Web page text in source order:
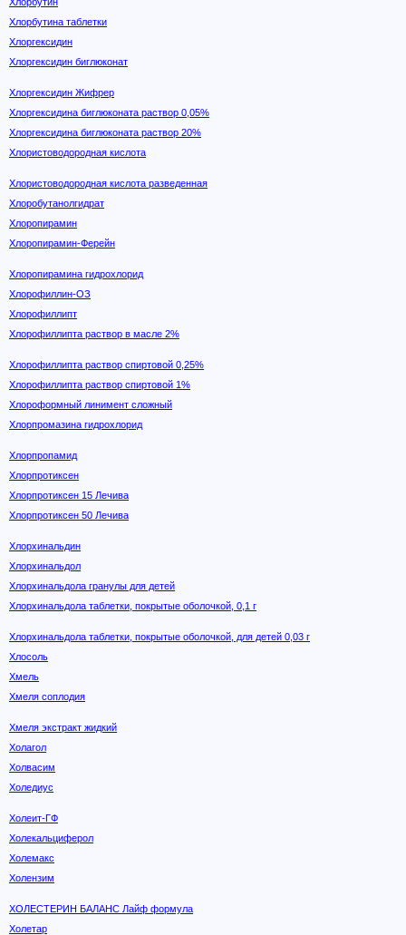
Хлорбутина таблетки
Хлоргексидин
Хлоргексидин биглюконат
Хлоргексидин Жифрер
Хлоргексидина биглюконата раствор 0,05%
Хлоргексидина биглюконата раствор 20%
Хлористоводородная кислота
Хлористоводородная кислота разведенная
Хлоробутанолгидрат
Хлоропирамин
Хлоропирамин-Ферейн
Хлоропирамина гидрохлорид
Хлорофиллин-ОЗ
Хлорофиллипт
Хлорофиллипта раствор в масле 2%
Хлорофиллипта раствор спиртовой 0,25%
Хлорофиллипта раствор спиртовой 1%
Хлороформный линимент сложный
Хлорпромазина гидрохлорид
Хлорпропамид
Хлорпротиксен
Хлорпротиксен 15 Лечива
Хлорпротиксен 50 Лечива
Хлорхинальдин
Хлорхинальдол
Хлорхинальдола гранулы для детей
Хлорхинальдола таблетки, покрытые оболочкой, 0,1 г
Хлорхинальдола таблетки, покрытые оболочкой, для детей 0,03 г
Хлосоль
Хмель
Хмеля соплодия
Хмеля экстракт жидкий
Холагол
Холвасим
Холедиус
Холеит-ГФ
Холекальциферол
Холемакс
Холензим
ХОЛЕСТЕРИН БАЛАНС Лайф формула
Холетар